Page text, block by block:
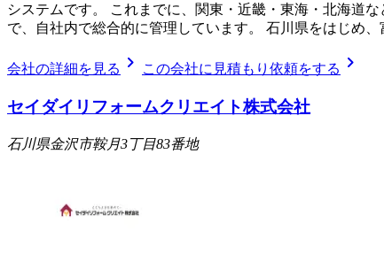
システムです。 これまでに、関東・近畿・東海・北海道
で、自社内で総合的に管理しています。 石川県をはじめ
会社の詳細を見る chevron_right この会社に見積もり依頼をする chevron_right
セイダイリフォームクリエイト株式会社
石川県金沢市鞍月3丁目83番地